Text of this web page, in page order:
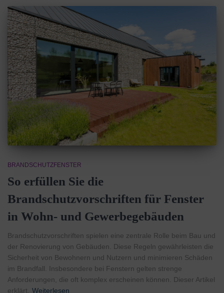
BRANDSCHUTZFENSTER
So erfüllen Sie die
Brandschutzvorschriften für Fenster
in Wohn- und Gewerbegebäuden
Brandschutzvorschriften spielen eine zentrale Rolle beim Bau und
der Renovierung von Gebäuden. Diese Regeln gewährleisten die
Sicherheit von Bewohnern und Nutzern und minimieren Schäden
im Brandfall. Insbesondere bei Fenstern gelten strenge
Anforderungen, die oft komplex erscheinen können. Dieser Artikel
erklärt,
Weiterlesen